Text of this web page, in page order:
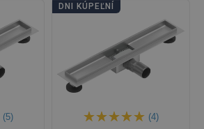
(5)
DNI KÚPEĽNÍ
(4)